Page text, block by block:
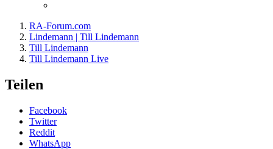
RA-Forum.com
Lindemann | Till Lindemann
Till Lindemann
Till Lindemann Live
Teilen
Facebook
Twitter
Reddit
WhatsApp